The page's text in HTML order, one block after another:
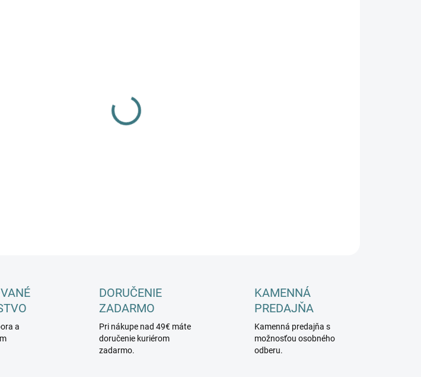
DETAILNÉ INFORMÁCIE
a
DORUČENIE
ZADARMO
Pri nákupe nad 49€ máte
doručenie kuriérom
zadarmo.
KAMENNÁ
PREDAJŇA
Kamenná predajňa s
možnosťou osobného
odberu.